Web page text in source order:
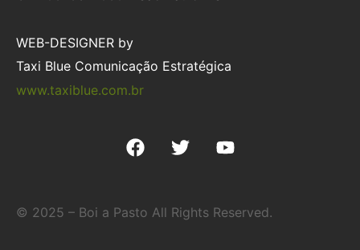
WEB-DESIGNER by
Taxi Blue Comunicação Estratégica
www.taxiblue.com.br
© 2025 – Boi a Pasto All Rights Reserved.